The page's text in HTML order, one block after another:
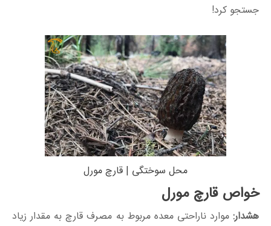
جستجو کرد!
محل سوختگی | قارچ مورل
خواص قارچ مورل
هشدار: موارد ناراحتی معده مربوط به مصرف قارچ به مقدار زیاد